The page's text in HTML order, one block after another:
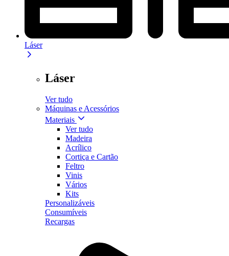
Láser
Láser
Ver tudo
Máquinas e Acessórios
Materiais
Ver tudo
Madeira
Acrílico
Cortiça e Cartão
Feltro
Vinis
Vários
Kits
Personalizáveis
Consumíveis
Recargas